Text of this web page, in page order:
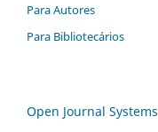
Para Autores
Para Bibliotecários
Open Journal Systems